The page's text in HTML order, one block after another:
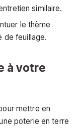
similaire.
le thème
de feuillage.
à votre
mettre en
poterie en terre